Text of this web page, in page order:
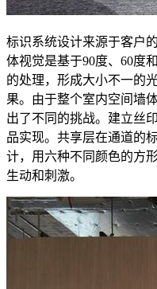
标识系统设计来源于客户
体视觉是基于90度、60度
的处理，形成大小不一的
果。由于整个室内空间墙
出了不同的挑战。建立丝
品实现。共享层在通道的
计，用六种不同颜色的方
生动和刺激。